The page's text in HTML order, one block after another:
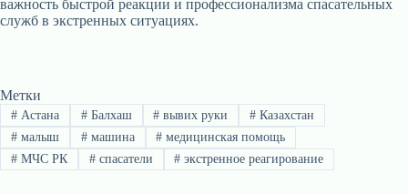
важность быстрой реакции и профессионализма спасательных
служб в экстренных ситуациях.
Метки
#Астана #Балхаш # вывих руки # Казахстан
#малыш #машина # медицинская помощь
#МЧС РК #спасатели # экстренное реагирование